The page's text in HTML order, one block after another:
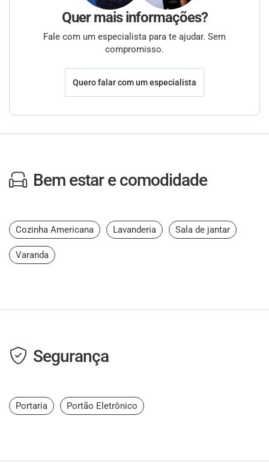
Quer mais informações?
Fale com um especialista para te ajudar. Sem
compromisso.
Quero falar com um especialista
Bem estar e comodidade
Cozinha Americana Lavanderia Sala de jantar
Varanda
Segurança
Portaria Portão Eletrônico